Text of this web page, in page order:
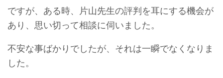
ですが、ある時、片山先生の評判を耳にする機会が
あり、思い切って相談に伺いました。
不安な事ばかりでしたが、それは一瞬でなくなりま
した。